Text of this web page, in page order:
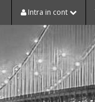
Intra in cont